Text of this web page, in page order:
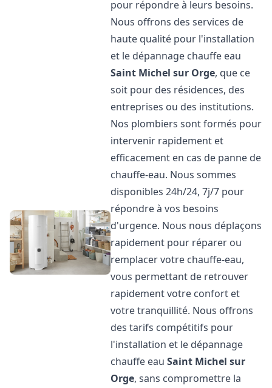
pour répondre à leurs besoins.
Nous offrons des services de
haute qualité pour l'installation
et le dépannage chauffe eau
Saint Michel sur Orge, que ce
soit pour des résidences, des
entreprises ou des institutions.
Nos plombiers sont formés pour
intervenir rapidement et
efficacement en cas de panne de
chauffe-eau. Nous sommes
disponibles 24h/24, 7j/7 pour
répondre à vos besoins
d'urgence. Nous nous déplaçons
rapidement pour réparer ou
remplacer votre chauffe-eau,
vous permettant de retrouver
rapidement votre confort et
votre tranquillité. Nous offrons
des tarifs compétitifs pour
l'installation et le dépannage
chauffe eauSaint Michel sur
Orge, sans compromettre la